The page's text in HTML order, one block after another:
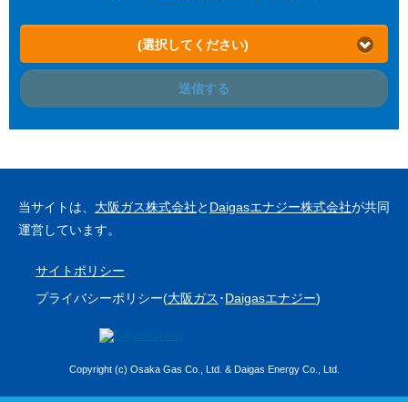
(選択してください)
送信する
当サイトは、 大阪ガス株式会社と Daigasエナジー株式会社が共同
運営しています。
サイトポリシー
プライバシーポリシー(大阪ガス ･Daigasエナジー)
Copyright (c) Osaka Gas Co., Ltd. & Daigas Energy Co., Ltd.